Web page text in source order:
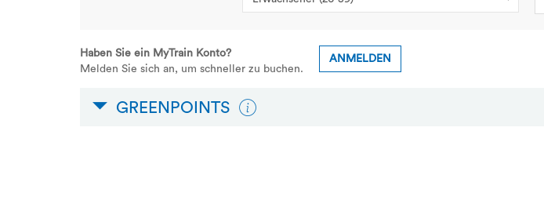
Haben Sie ein MyTrain Konto?
Melden Sie sich an, um schneller zu buchen.
ANMELDEN
GREENPOINTS